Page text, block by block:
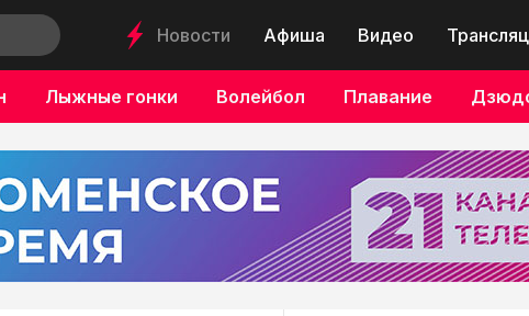
Новости Афиша Видео
Лыжные гонки Волейбол Плавание